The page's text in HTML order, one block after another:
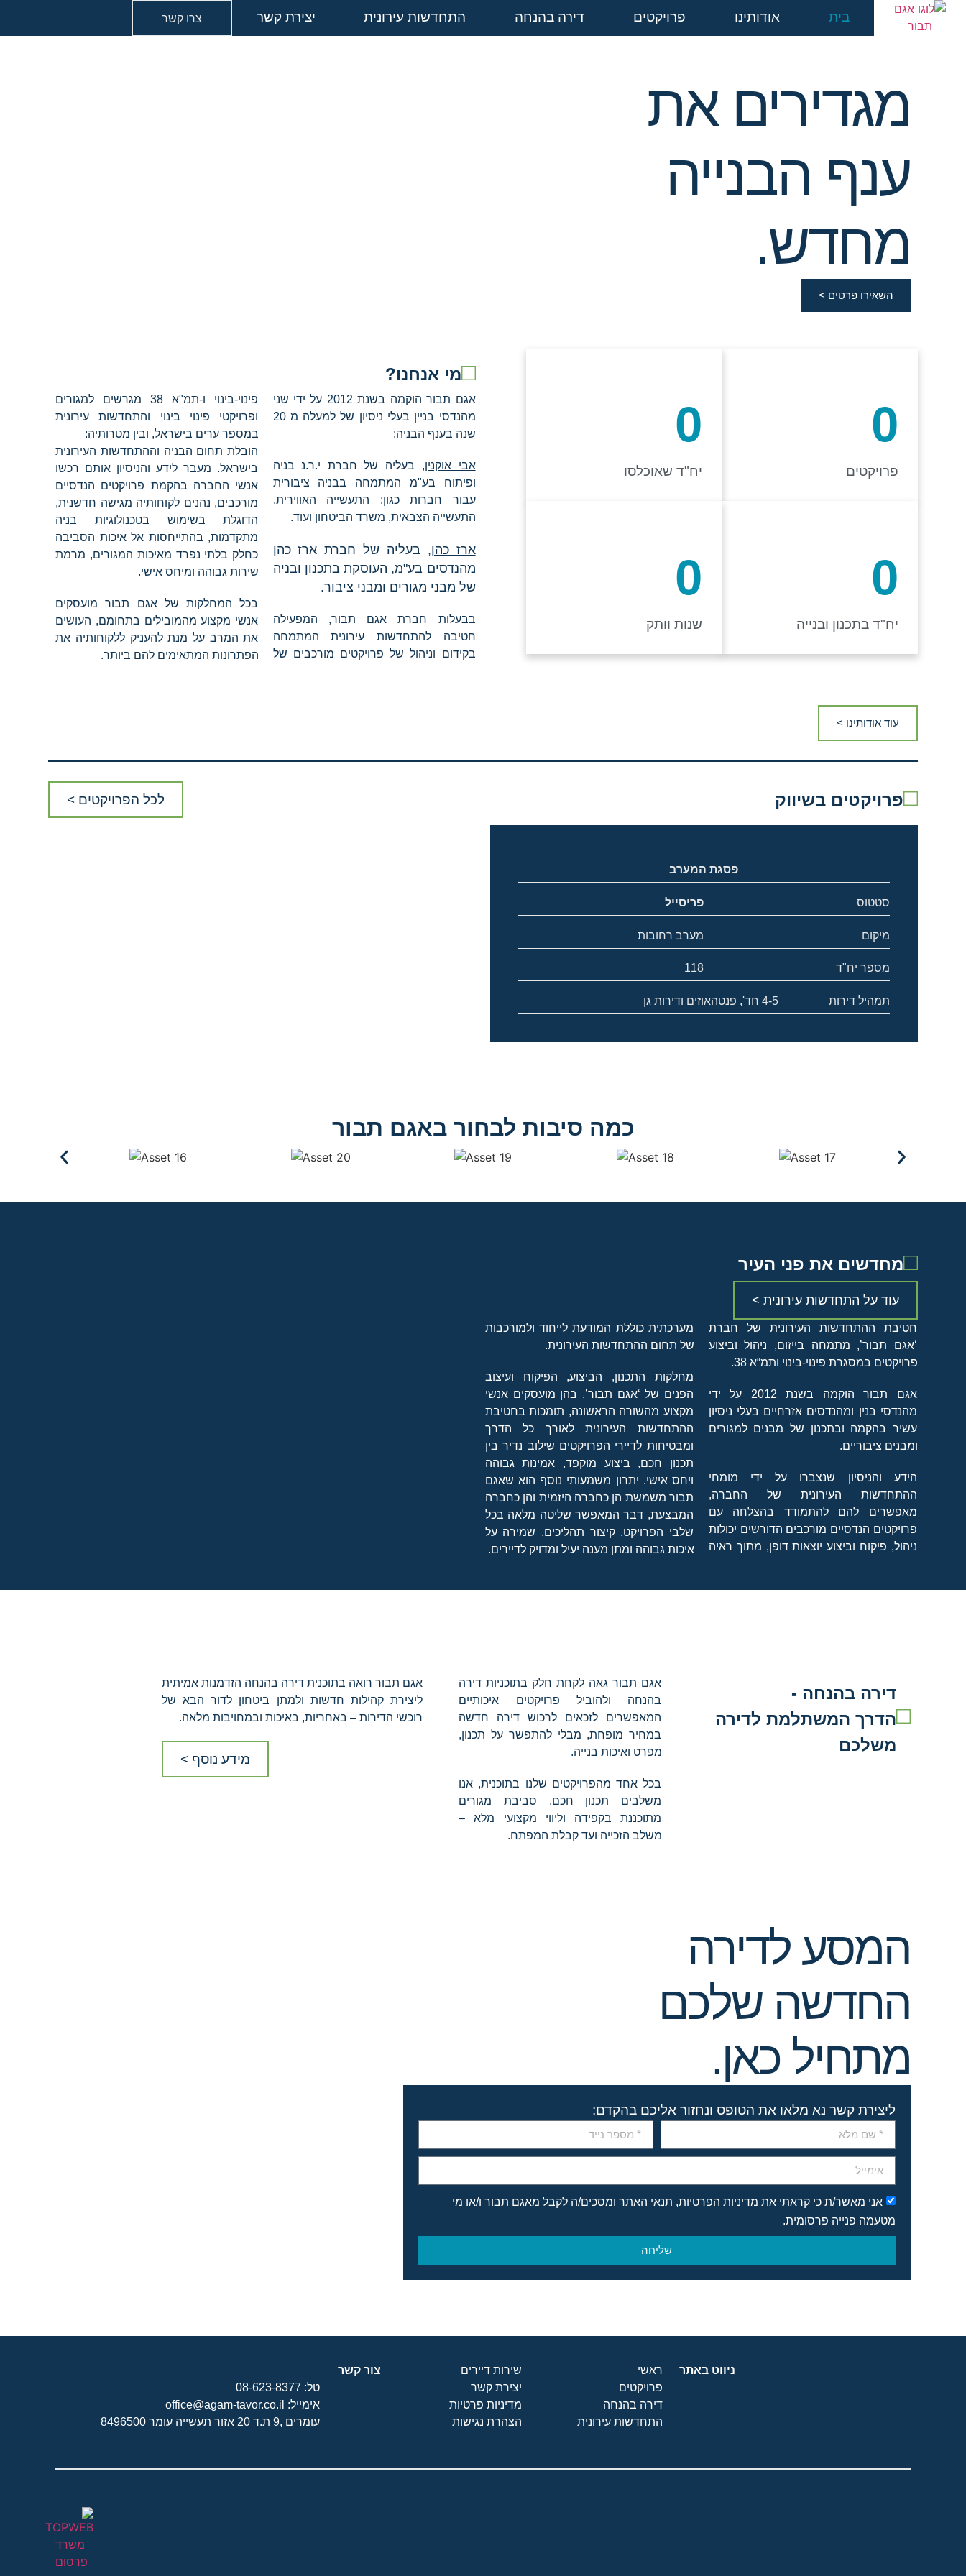
בית אודותינו פרויקטים דירה בהנחה התחדשות עירונית יצירת קשר צרו קשר
מגדירים את
ענף הבנייה
מחדש.
השאירו פרטים >
פרויקטים
0
יח"ד שאוכלסו
0
יח"ד בתכנון ובנייה
0
שנות וותק
0
מי אנחנו?
אגם תבור הוקמה בשנת 2012 על ידי שני
מהנדסי בניין בעלי ניסיון של למעלה מ 20
שנה בענף הבניה:
אבי אוקנין, בעליה של חברת י.ר.נ בניה
ופיתוח בע"מ המתמחה בבניה ציבורית
עבור חברות כגון: התעשייה האווירית,
התעשייה הצבאית, משרד הביטחון ועוד.
ארז כהן, בעליה של חברת ארז כהן
מהנדסים בע"מ, העוסקת בתכנון ובניה
של מבני מגורים ומבני ציבור.
בבעלות חברת אגם תבור, המפעילה
חטיבה להתחדשות עירונית המתמחה
בקידום וניהול של פרויקטים מורכבים של
פינוי-בינוי ו-תמ"א 38 מגרשים למגורים
ופרויקטי פינוי בינוי והתחדשות עירונית
במספר ערים בישראל, ובין מטרותיה:
הובלת תחום הבניה וההתחדשות העירונית
בישראל. מעבר לידע והניסיון אותם רכשו
אנשי החברה בהקמת פרויקטים הנדסיים
מורכבים, נהנים לקוחותיה מגישה חדשנית,
הדוגלת בשימוש בטכנולוגיות בניה
מתקדמות, בהתייחסות אל איכות הסביבה
כחלק בלתי נפרד מאיכות המגורים, מרמת
שירות גבוהה ומיחס אישי.
בכל המחלקות של אגם תבור מועסקים
אנשי מקצוע מהמובילים בתחומם, העושים
את המרב על מנת להעניק ללקוחותיה את
הפתרונות המתאימים להם ביותר.
עוד אודותינו >
פרויקטים בשיווק לכל הפרויקטים >
פסגת המערב
סטטוס פריסייל
מיקום מערב רחובות
מספר יח"ד 118
תמהיל דירות 4-5 חד', פנטהאוזים ודירות גן
כמה סיבות לבחור באגם תבור
מחדשים את פני העיר
עוד על התחדשות עירונית >
חטיבת ההתחדשות העירונית של חברת
‘אגם תבור’, מתמחה בייזום, ניהול וביצוע
פרויקטים במסגרת פינוי-בינוי ותמ“א 38.
אגם תבור הוקמה בשנת 2012 על ידי
מהנדסי בנין ומהנדסים אזרחיים בעלי ניסיון
עשיר בהקמה ובתכנון של מבנים למגורים
ומבנים ציבוריים.
הידע והניסיון שנצברו על ידי מומחי
ההתחדשות העירונית של החברה,
מאפשרים להם להתמודד בהצלחה עם
פרויקטים הנדסיים מורכבים הדורשים יכולות
ניהול, פיקוח וביצוע יוצאות דופן, מתוך ראיה
מערכתית כוללת המודעת לייחוד ולמורכבות
של תחום ההתחדשות העירונית.
מחלקות התכנון, הביצוע, הפיקוח ועיצוב
הפנים של ‘אגם תבור’, בהן מועסקים אנשי
מקצוע מהשורה הראשונה, תומכות בחטיבת
ההתחדשות העירונית לאורך כל הדרך
ומבטיחות לדיירי הפרויקטים שילוב נדיר בין
תכנון חכם, ביצוע מוקפד, אמינות גבוהה
ויחס אישי. יתרון משמעותי נוסף הוא שאגם
תבור משמשת הן כחברה היזמית והן כחברה
המבצעת, דבר המאפשר שליטה מלאה בכל
שלבי הפרויקט, קיצור תהליכים, שמירה על
איכות גבוהה ומתן מענה יעיל ומדויק לדיירים.
דירה בהנחה -
הדרך המשתלמת לדירה
משלכם
אגם תבור גאה לקחת חלק בתוכניות דירה
בהנחה ולהוביל פרויקטים איכותיים
המאפשרים לזכאים לרכוש דירה חדשה
במחיר מופחת, מבלי להתפשר על תכנון,
מפרט ואיכות בנייה.
בכל אחד מהפרויקטים שלנו בתוכנית, אנו
משלבים תכנון חכם, סביבת מגורים
מתוכננת בקפידה וליווי מקצועי מלא –
משלב הזכייה ועד קבלת המפתח.
אגם תבור רואה בתוכנית דירה בהנחה הזדמנות אמיתית
ליצירת קהילות חדשות ולמתן ביטחון לדור הבא של
רוכשי הדירות – באחריות, באיכות ובמחויבות מלאה.
מידע נוסף >
המסע לדירה
החדשה שלכם
מתחיל כאן.
ליצירת קשר נא מלאו את הטופס ונחזור אליכם בהקדם:
אני מאשר/ת כי קראתי את מדיניות הפרטיות, תנאי האתר ומסכים/ה לקבל מאגם תבור ו/או מי
מטעמה פנייה פרסומית.
שליחה
ניווט באתר
ראשי
פרויקטים
דירה בהנחה
התחדשות עירונית
שירות דיירים
יצירת קשר
מדיניות פרטיות
הצהרת נגישות
צור קשר
טל: 08-623-8377
אימייל: office@agam-tavor.co.il
עומרים ,9 ת.ד 20 אזור תעשייה עומר 8496500